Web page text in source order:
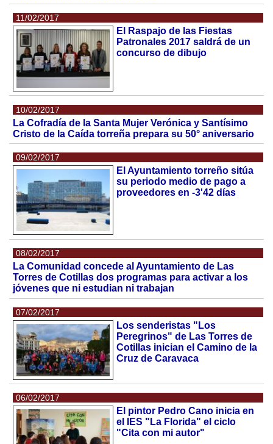
11/02/2017
El Raspajo de las Fiestas
Patronales 2017 saldrá de un
concurso de dibujo
10/02/2017
La Cofradía de la Santa Mujer Verónica y Santísimo
Cristo de la Caída torreña prepara su 50° aniversario
09/02/2017
El Ayuntamiento torreño sitúa
su periodo medio de pago a
proveedores en -3'42 días
08/02/2017
La Comunidad concede al Ayuntamiento de Las
Torres de Cotillas dos programas para activar a los
jóvenes que ni estudian ni trabajan
07/02/2017
Los senderistas "Los
Peregrinos" de Las Torres de
Cotillas inician el Camino de la
Cruz de Caravaca
06/02/2017
El pintor Pedro Cano inicia en
el IES "La Florida" el ciclo
"Cita con mi autor"